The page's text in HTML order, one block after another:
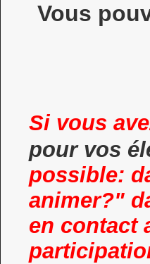
Vous
Si vous
pour vos
possible:
animer?"
en contact